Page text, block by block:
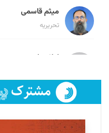
میثم قاسمی
تحریریه
لیلا حنارود
فائزه فتحی رستمی
تحریریه